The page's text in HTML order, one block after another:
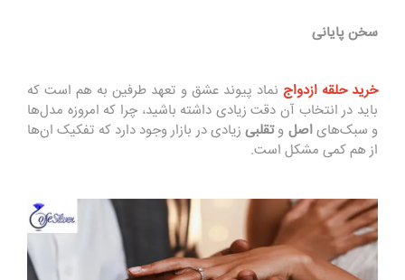
سخن پایانی
خرید حلقه ازدواج نماد پیوند عشق و تعهد طرفین به هم است که
باید در انتخاب آن دقت زیادی داشته باشید، چرا که امروزه مدل‌ها
و سبک‌هایاصل وتقلبی زیادی در بازار وجود دارد که تفکیک ان‌ها
از هم کمی مشکل است.